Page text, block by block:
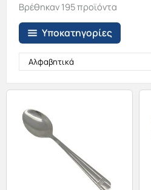
Υποκατηγορίες
Βρέθηκαν 195 προϊόντα